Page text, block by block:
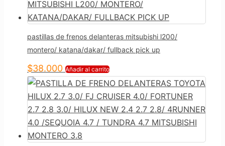
pastillas de frenos delanteras mitsubishi l200/
montero/ katana/dakar/ fullback pick up
$38.000 Añadir al carrito